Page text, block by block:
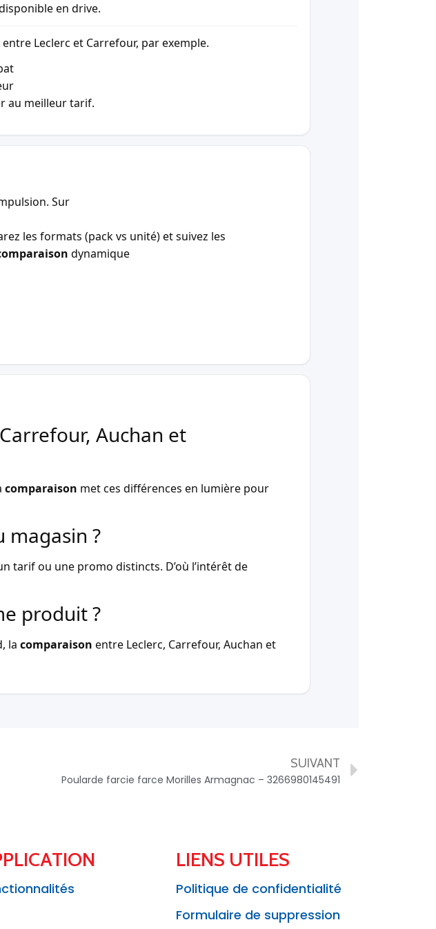
en drive.
Leclerc et Carrefour, par exemple.
au meilleur tarif.
Sur
les formats (pack vs unité) et suivez les
dynamique
Auchan et
comparaison met ces différences en lumière pour
magasin ?
tarif ou une promo distincts. D’où l’intérêt de
produit ?
la comparaison entre Leclerc, Carrefour, Auchan et
SUIVANT
Poularde farcie farce Morilles Armagnac – 3266980145491
LIENS UTILES
Politique de confidentialité
Formulaire de suppression